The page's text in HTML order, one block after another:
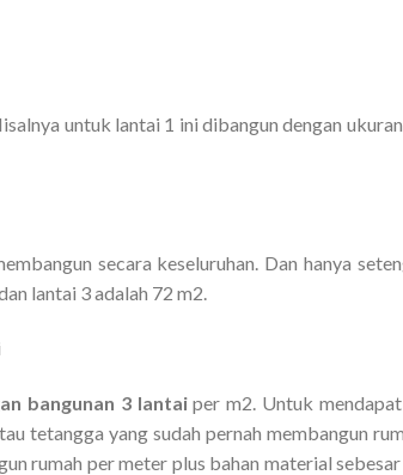
untuk lantai 1 ini dibangun dengan
secara keseluruhan. Dan hanya
lantai 3 adalah 72 m2.
bangunan 3 lantaiper m2. Untuk
tetangga yang sudah pernah membangun
rumah per meter plus bahan material sebesar